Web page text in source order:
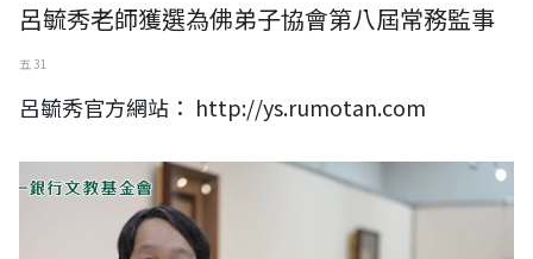
呂毓秀老師獲選為佛弟子協會第八屆常務監事
五 31
呂毓秀官方網站： http://ys.rumotan.com